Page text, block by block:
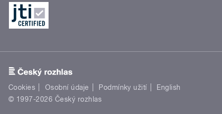
Cookies Osobní údaje Podmínky užití
English
© 1997-2026 Český rozhlas